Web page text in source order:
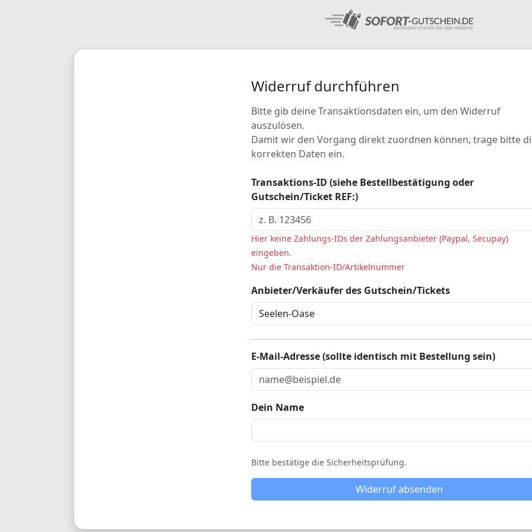
Widerruf durchführen
Bitte gib deine Transaktionsdaten ein, um den Widerruf
auszulösen.
Damit wir den Vorgang direkt zuordnen können, trage bitte
korrekten Daten ein.
Transaktions-ID (siehe Bestellbestätigung oder
Gutschein/Ticket REF:)
Hier keine Zahlungs-IDs der Zahlungsanbieter (Paypal, Secupay)
eingeben.
Nur die Transaktion-ID/Artikelnummer
Anbieter/Verkäufer des Gutschein/Tickets
E-Mail-Adresse (sollte identisch mit Bestellung sein)
Dein Name
Bitte bestätige die Sicherheitsprüfung.
Widerruf absenden